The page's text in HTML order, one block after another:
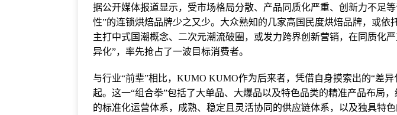
据公开媒体报道显示，受市场格局分散、产品同质化严重、创新力不足
性”的连锁烘焙品牌少之又少。大众熟知的几家高国民度烘焙品牌，或依
主打中式国潮概念、二次元潮流破圈，或发力跨界创新营销，在同质化
异化”，率先抢占了一波目标消费者。
与行业“前辈”相比，KUMO KUMO作为后来者，凭借自身摸索出的“差
起。这一“组合拳”包括了大单品、大爆品以及特色品类的精准产品布局
的标准化运营体系，成熟、稳定且灵活协同的供应链体系，以及独具特